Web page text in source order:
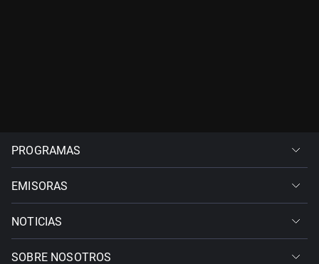
PROGRAMAS
EMISORAS
NOTICIAS
SOBRE NOSOTROS